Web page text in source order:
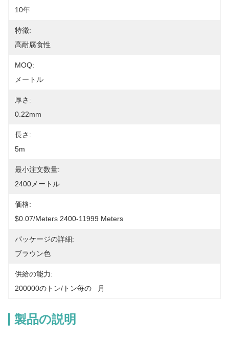
10年
特徴:
高耐腐食性
MOQ:
メートル
厚さ:
0.22mm
長さ:
5m
最小注文数量:
2400メートル
価格:
$0.07/meters 2400-11999 Meters
パッケージの詳細:
ブラウン色
供給の能力:
200000のトン/トン每の   月
製品の説明